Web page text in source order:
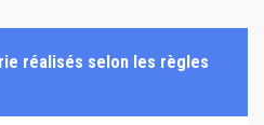
réalisés selon les règles